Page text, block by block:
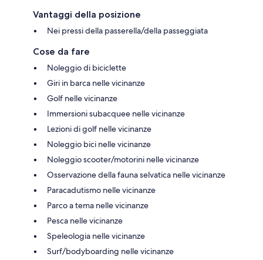
Vantaggi della posizione
Nei pressi della passerella/della passeggiata
Cose da fare
Noleggio di biciclette
Giri in barca nelle vicinanze
Golf nelle vicinanze
Immersioni subacquee nelle vicinanze
Lezioni di golf nelle vicinanze
Noleggio bici nelle vicinanze
Noleggio scooter/motorini nelle vicinanze
Osservazione della fauna selvatica nelle vicinanze
Paracadutismo nelle vicinanze
Parco a tema nelle vicinanze
Pesca nelle vicinanze
Speleologia nelle vicinanze
Surf/bodyboarding nelle vicinanze